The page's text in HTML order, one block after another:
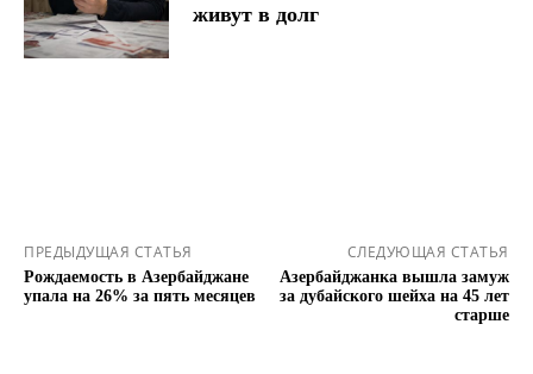
живут в долг
ПРЕДЫДУЩАЯ СТАТЬЯ
Рождаемость в Азербайджане
упала на 26% за пять месяцев
СЛЕДУЮЩАЯ СТАТЬЯ
Азербайджанка вышла замуж
за дубайского шейха на 45 лет
старше